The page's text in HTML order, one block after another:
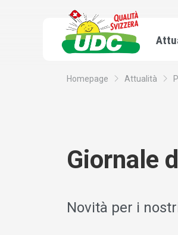
Homepage Attualità
Giornale
Novità per i